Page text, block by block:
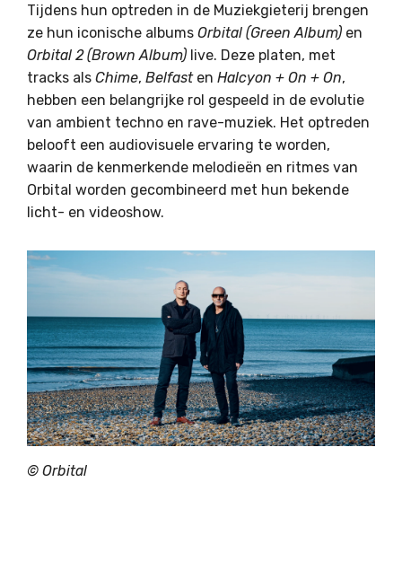
Tijdens hun optreden in de Muziekgieterij brengen
ze hun iconische albums Orbital (Green Album) en
Orbital 2 (Brown Album) live. Deze platen, met
tracks als Chime, Belfasten Halcyon + On + On,
hebben een belangrijke rol gespeeld in de evolutie
van ambient techno en rave-muziek. Het optreden
belooft een audiovisuele ervaring te worden,
waarin de kenmerkende melodieën en ritmes van
Orbital worden gecombineerd met hun bekende
licht- en videoshow.
© Orbital